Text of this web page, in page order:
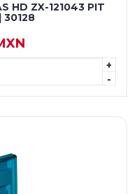
HD ZX-121043 PIT
30128
+
-